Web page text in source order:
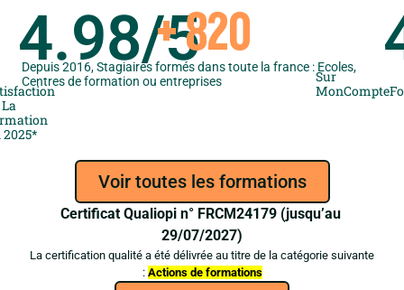
La
2025*
4.98/5
Depuis 2016, Stagiaires formés dans toute la france : Ecoles,
Centres de formation ou entreprises
+ 820
Sur
Voir toutes les formations
Certificat Qualiopi n° FRCM24179 (jusqu’au
29/07/2027)
La certification qualité a été délivrée au titre de la catégorie suivante
: Actions de formations